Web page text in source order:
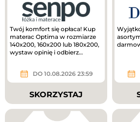
Twój komfort się opłaca! Kup
materac Optima w rozmiarze
140x200, 160x200 lub 180x200,
wystaw opinię i odbierz
DO 10.08.2026 23:59
SKORZYSTAJ